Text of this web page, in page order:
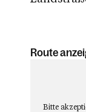
Route
Bitte